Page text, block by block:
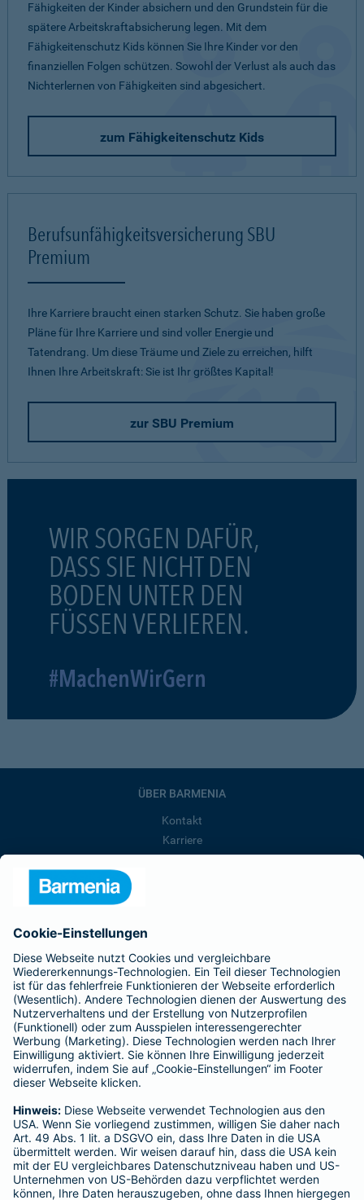
Fähigkeiten der Kinder absichern und den Grundstein für die
spätere Arbeitskraftabsicherung legen. Mit dem
Fähigkeitenschutz Kids können Sie Ihre Kinder vor den
finanziellen Folgen schützen. Sowohl der Verlust als auch das
Nichterlernen von Fähigkeiten sind abgesichert.
zum Fähigkeitenschutz Kids
Berufsunfähigkeitsversicherung SBU
Premium
Ihre Karriere braucht einen starken Schutz. Sie haben große
Pläne für Ihre Karriere und sind voller Energie und
Tatendrang. Um diese Träume und Ziele zu erreichen, hilft
Ihnen Ihre Arbeitskraft: Sie ist Ihr größtes Kapital!
zur SBU Premium
WIR SORGEN DAFÜR,
DASS SIE NICHT DEN
BODEN UNTER DEN
FÜSSEN VERLIEREN.
#MachenWirGern
ÜBER BARMENIA
Kontakt
Karriere
Barmenia ist Teil der BarmeniaGothaer
BELIEBTE SEITEN
Kranken-Zusatzversicherung
Tierversicherungen
Haftpflichtversicherung
Hausratversicherung
Adresse ändern
Schaden melden
Kilometerstandsmeldung
Serviceübersicht